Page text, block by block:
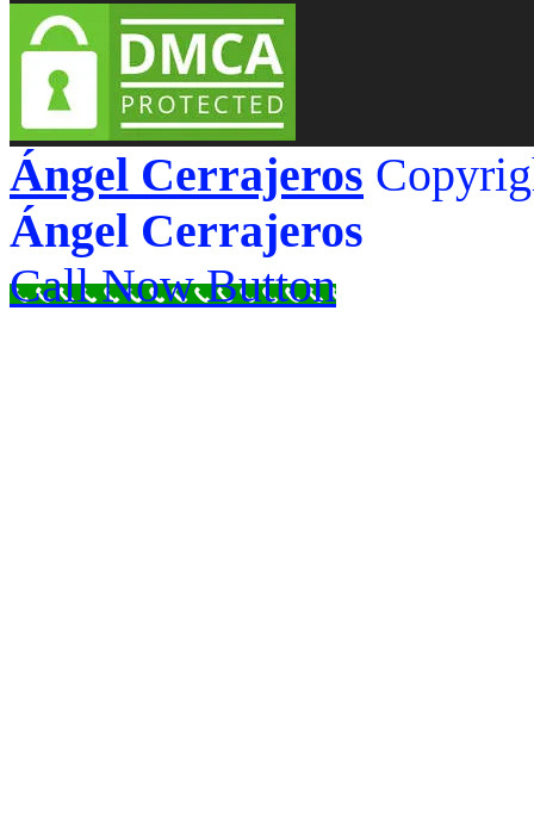
Ángel Cerrajeros
Ángel Cerrajeros
Call Now Button